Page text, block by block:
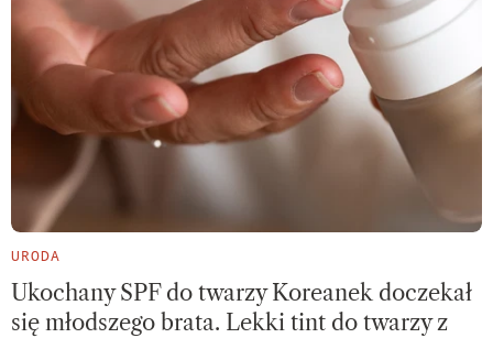
URODA
Ukochany SPF do twarzy Koreanek doczekał
się młodszego brata. Lekki tint do twarzy z